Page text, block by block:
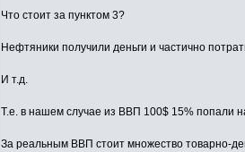
Что стоит за пунктом 3?
Нефтяники получили деньги и частично
И т.д.
Т.е. в нашем случае из ВВП 100$ 15% попали
За реальным ВВП стоит множество товарно-